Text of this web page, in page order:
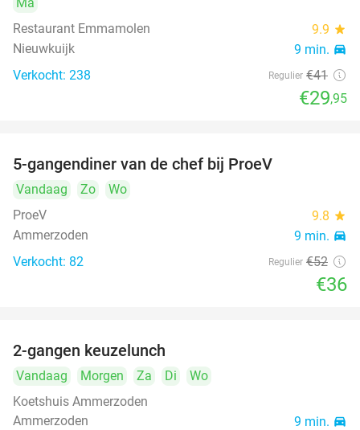
Restaurant Emmamolen
9.9 star
Nieuwkuijk 9 min. directions_car
Verkocht: 238 Regulier €41
€29,95
5-gangendiner van de chef bij ProeV
Vandaag Zo
Wo
ProeV
9.8 star
Ammerzoden 9 min. directions_car
Verkocht: 82 Regulier €52
€36
2-gangen keuzelunch
Vandaag Morgen Za Di
Wo
Koetshuis Ammerzoden
Ammerzoden
9 min. directions_car